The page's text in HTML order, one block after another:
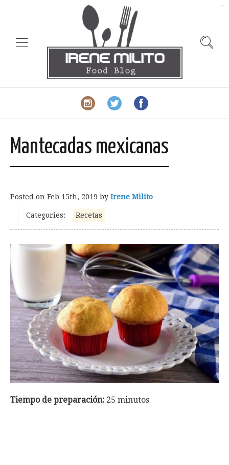
Mantecadas mexicanas
Posted on Feb 15th, 2019 by Irene Milito
Categories: Recetas
Tiempo de preparación: 25 minutos